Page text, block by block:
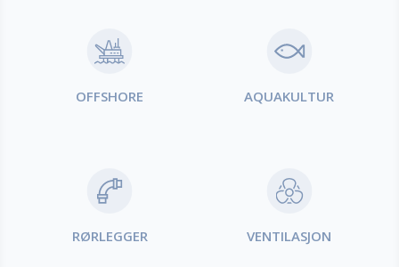
OFFSHORE AQUAKULTUR
RØRLEGGER VENTILASJON